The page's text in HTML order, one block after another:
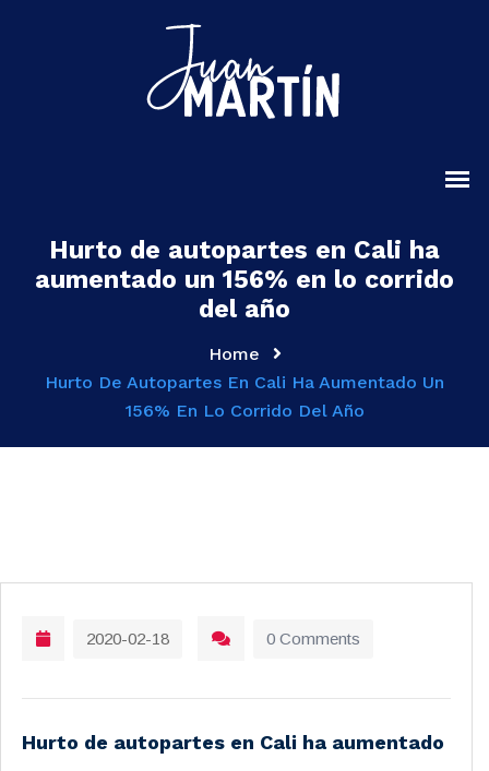
Hurto de autopartes en Cali ha
aumentado un 156% en lo corrido
del año
Home
Hurto De Autopartes En Cali Ha Aumentado Un
156% En Lo Corrido Del Año
2020-02-18 0 Comments
Hurto de autopartes en Cali ha aumentado